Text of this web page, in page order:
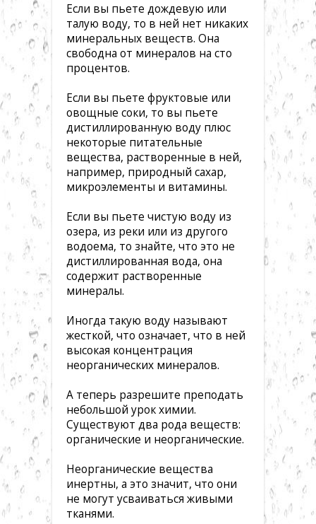
Если вы пьете дождевую или
талую воду, то в ней нет никаких
минеральных веществ. Она
свободна от минералов на сто
процентов.
Если вы пьете фруктовые или
овощные соки, то вы пьете
дистиллированную воду плюс
некоторые питательные
вещества, растворенные в ней,
например, природный сахар,
микроэлементы и витамины.
Если вы пьете чистую воду из
озера, из реки или из другого
водоема, то знайте, что это не
дистиллированная вода, она
содержит растворенные
минералы.
Иногда такую воду называют
жесткой, что означает, что в ней
высокая концентрация
неорганических минералов.
А теперь разрешите преподать
небольшой урок химии.
Существуют два рода веществ:
органические и неорганические.
Неорганические вещества
инертны, а это значит, что они
не могут усваиваться живыми
тканями.